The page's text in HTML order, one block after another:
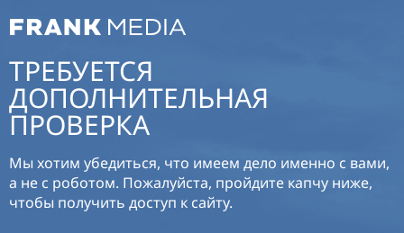
ТРЕБУЕТСЯ
ДОПОЛНИТЕЛЬНАЯ
ПРОВЕРКА
Мы хотим убедиться, что имеем дело именно с вами,
а не с роботом. Пожалуйста, пройдите капчу ниже,
чтобы получить доступ к сайту.